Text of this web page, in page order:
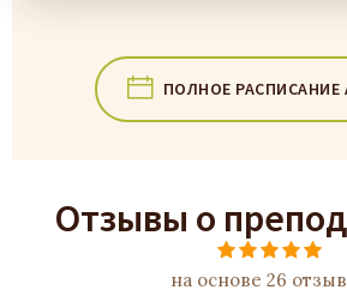
ПОЛНОЕ РАСПИСАНИЕ
Отзывы о
на основе 26